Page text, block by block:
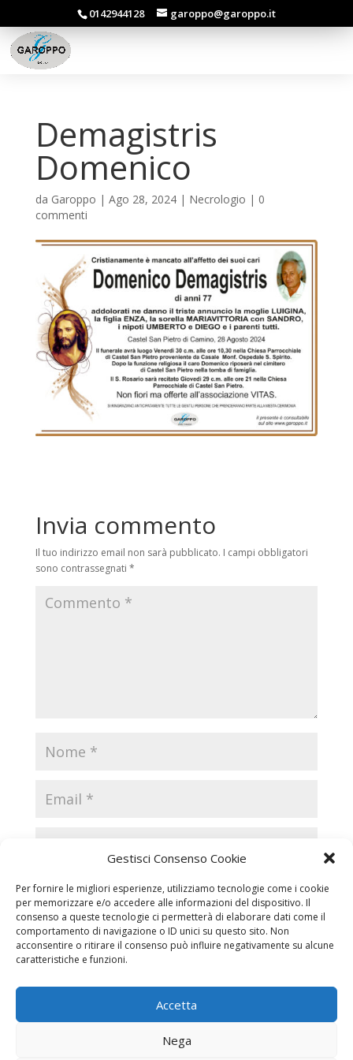
Gestisci Consenso Cookie
Per fornire le migliori esperienze, utilizziamo tecnologie come i cookie
per memorizzare e/o accedere alle informazioni del dispositivo. Il
consenso a queste tecnologie ci permetterà di elaborare dati come il
comportamento di navigazione o ID unici su questo sito. Non
acconsentire o ritirare il consenso può influire negativamente su alcune
caratteristiche e funzioni.
Accetta
Nega
0142944128 garoppo@garoppo.it
Demagistris
Domenico
da Garoppo | Ago 28, 2024| Necrologio | 0
commenti
Invia commento
Il tuo indirizzo email non sarà pubblicato. I campi obbligatori
sono contrassegnati *
Necrologi Casale Monferrato
Necrologi Piemonte